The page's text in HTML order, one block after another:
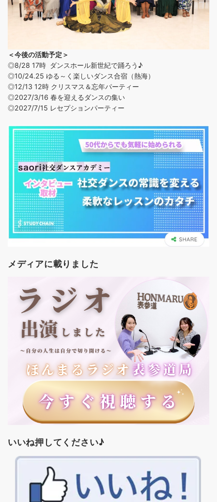
＜今後の活動予定＞
◎8/28 17時 ダンスホール新世紀で踊ろう♪
◎10/24.25 ゆる～く楽しいダンス合宿（熱海）
◎12/13 12時 クリスマス＆忘年パーティー
◎2027/3/16 春を迎えるダンスの集い
◎2027/7/15 レセプションパーティー
メディアに載りました
いいね押してください♪